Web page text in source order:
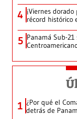
4 ¡Viernes
récord histórico
5 Panamá Sub-
1 ¿Por qué el
detrás de